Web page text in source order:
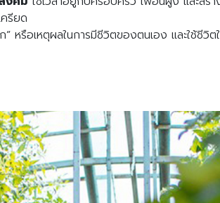
รียด
” หรือเหตุผลในการมีชีวิตของตนเอง และใช้ชีวิ